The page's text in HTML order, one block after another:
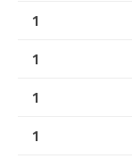
1
1
1
1